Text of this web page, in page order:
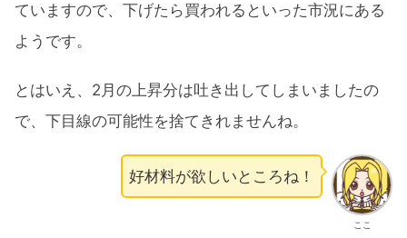
ていますので、下げたら買われるといった市況にある
ようです。
とはいえ、2月の上昇分は吐き出してしまいましたの
で、下目線の可能性を捨てきれませんね。
ここ
好材料が欲しいところね！